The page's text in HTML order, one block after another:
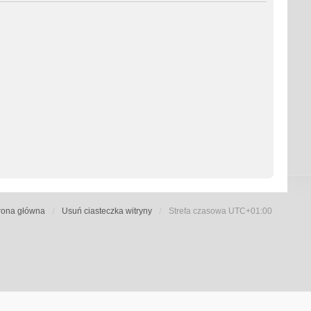
główna Usuń ciasteczka witryny Strefa czasowa UTC+01:00